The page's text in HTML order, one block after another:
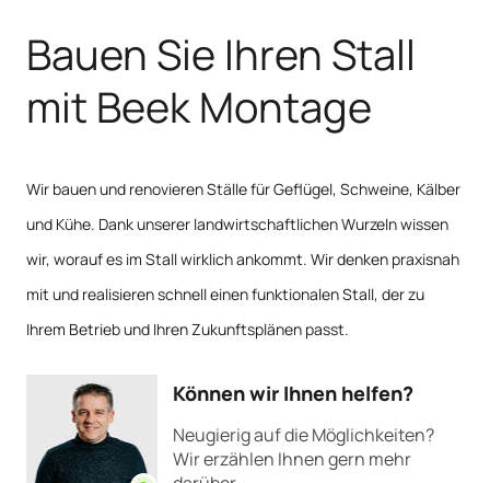
Gewerbegebäude
Renovierung
Bauen Sie Ihren Stall
mit Beek Montage
Wir bauen und renovieren Ställe für Geflügel, Schweine, Kälber
und Kühe. Dank unserer landwirtschaftlichen Wurzeln wissen
wir, worauf es im Stall wirklich ankommt. Wir denken praxisnah
mit und realisieren schnell einen funktionalen Stall, der zu
Ihrem Betrieb und Ihren Zukunftsplänen passt.
Können wir Ihnen helfen?
Neugierig auf die Möglichkeiten?
Wir erzählen Ihnen gern mehr